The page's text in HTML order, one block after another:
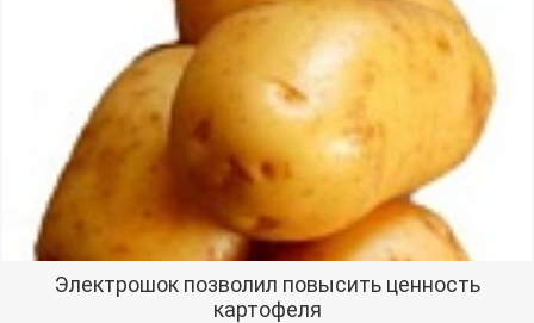
Электрошок позволил повысить ценность
картофеля